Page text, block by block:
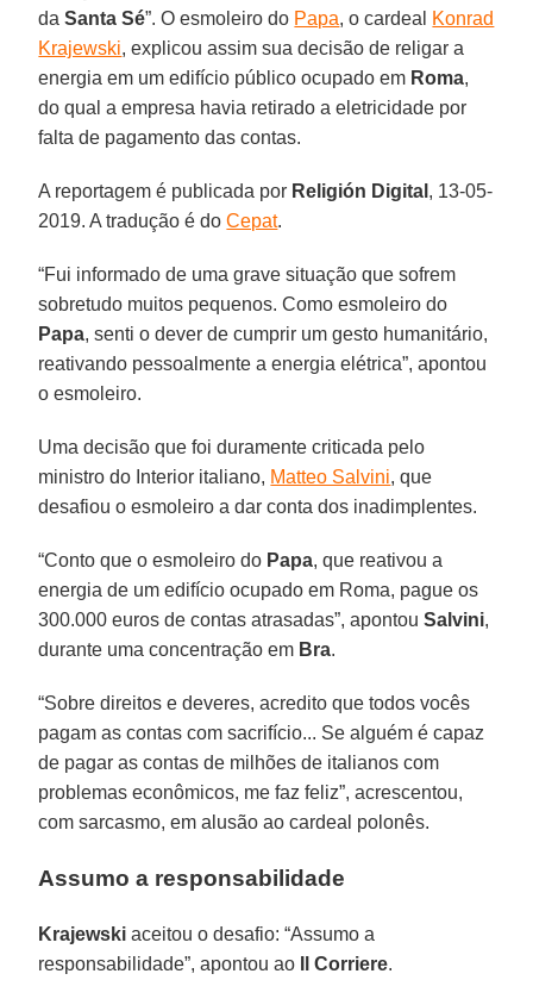
daSanta Sé”. O esmoleiro do Papa, o cardeal Konrad
Krajewski, explicou assim sua decisão de religar a
energia em um edifício público ocupado em Roma,
do qual a empresa havia retirado a eletricidade por
falta de pagamento das contas.
A reportagem é publicada por Religión Digital , 13-05-
2019. A tradução é doCepat.
“Fui informado de uma grave situação que sofrem
sobretudo muitos pequenos. Como esmoleiro do
Papa, senti o dever de cumprir um gesto humanitário,
reativando pessoalmente a energia elétrica”, apontou
o esmoleiro.
Uma decisão que foi duramente criticada pelo
ministro do Interior italiano, Matteo Salvini, que
desafiou o esmoleiro a dar conta dos inadimplentes.
“Conto que o esmoleiro do Papa, que reativou a
energia de um edifício ocupado em Roma, pague os
300.000 euros de contas atrasadas”, apontouSalvini,
durante uma concentração em Bra.
“Sobre direitos e deveres, acredito que todos vocês
pagam as contas com sacrifício... Se alguém é capaz
de pagar as contas de milhões de italianos com
problemas econômicos, me faz feliz”, acrescentou,
com sarcasmo, em alusão ao cardeal polonês.
Assumo a responsabilidade
Krajewski aceitou o desafio: “Assumo a
responsabilidade”, apontou ao
Il Corriere.